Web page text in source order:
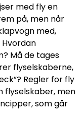
med fly en
på, men når
med,
Må de tages
flyselskaberne,
Regler for fly
flyselskaber, men
som går